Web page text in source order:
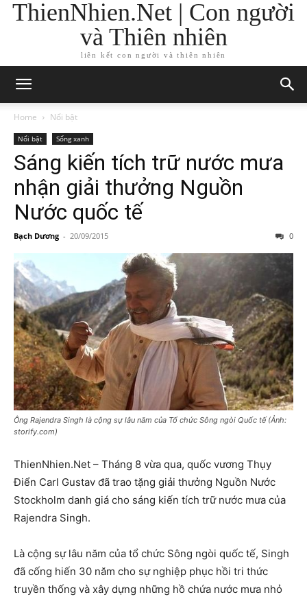
ThienNhien.Net | Con người
và Thiên nhiên
liên kết con người và thiên nhiên
Home Nổi bật
Nổi bật Sống xanh
Sáng kiến tích trữ nước mưa
nhận giải thưởng Nguồn
Nước quốc tế
Bạch Dương - 20/09/2015 0
Ông Rajendra Singh là cộng sự lâu năm của Tổ chức Sông ngòi Quốc tế (Ảnh:
storify.com)
ThienNhien.Net – Tháng 8 vừa qua, quốc vương Thụy
Điển Carl Gustav đã trao tặng giải thưởng Nguồn Nước
Stockholm danh giá cho sáng kiến tích trữ nước mưa của
Rajendra Singh.
Là cộng sự lâu năm của tổ chức Sông ngòi quốc tế, Singh
đã cống hiến 30 năm cho sự nghiệp phục hồi tri thức
truyền thống và xây dựng những hồ chứa nước mưa nhỏ